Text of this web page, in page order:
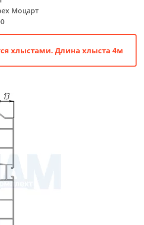
Моцарт
хлыстами. Длина хлыста 4м